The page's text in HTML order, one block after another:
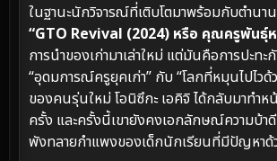
ในฐานะนักวิจารณ์ที่เติบโตมาพร้อมกับตำน
“GTO Revival (2024) หรือ คุณครูพันธุ์
การนำของเก่ามาเล่าใหม่ แต่มันคือการปะทะ
“อุดมการณ์ครูยุคเก่า” กับ “โลกที่หมุนไปไวด้
ของคนรุ่นใหม่ โอนิซึกะ เอคิจิ ได้กลับมาทำห
ครั้ง และครั้งนี้เขายังคงเอกลักษณ์ความบ้า
พังทลายกำแพงของเด็กนักเรียนที่มีปัญหาด้